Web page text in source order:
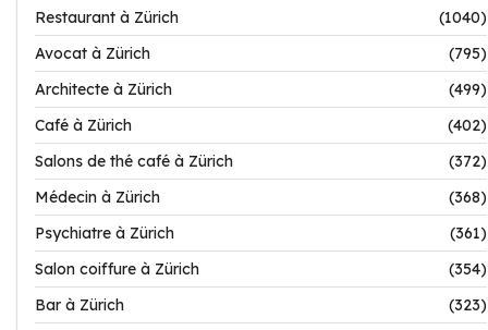
Restaurant à Zürich
(1040)
Avocat à Zürich
(795)
Architecte à Zürich
(499)
Café à Zürich
(402)
Salons de thé café à Zürich
(372)
Médecin à Zürich
(368)
Psychiatre à Zürich
(361)
Salon coiffure à Zürich
(354)
Bar à Zürich
(323)